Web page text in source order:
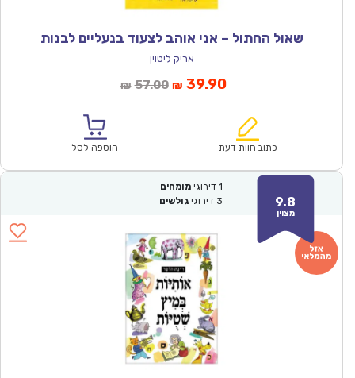
שאול החתול – אני אוהב לצעוד בנעליים לבנות
אריק ליטוין
₪ 57.00המחיר
₪57.00.
₪ 39.90המחיר
הוא:
כתוב חוות דעת הוספה לסל
9.8
מצוין
1 דירוגי מומחים
3 דירוגי גולשים